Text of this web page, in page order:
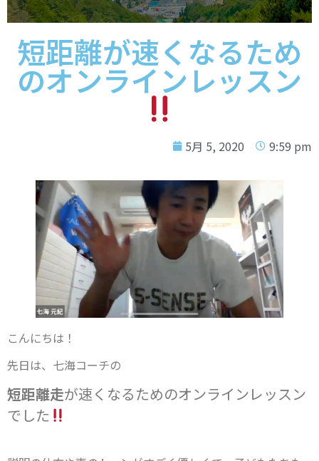
短距離が速くなるため
のオンラインレッスン
5月 5, 2020 9:59 pm
こんにちは！
先日は、七海コーチの
短距離走が速くなるためのオンラインレッスン
でした